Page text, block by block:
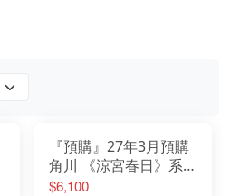
『預購』27年3月預購
角川 《涼宮春日》系列
×《為美好的世界獻上
$6,100